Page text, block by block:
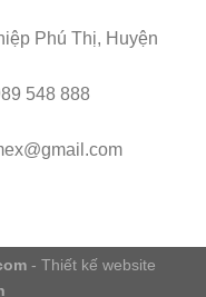
Phú Thị, Huyện
548 888
- Thiết kế website